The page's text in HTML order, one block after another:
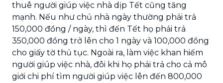
thuê người giúp việc nhà dịp Tết cũng tăng
mạnh. Nếu như chủ nhà ngày thường phải trả
150,000 đồng / ngày, thì đến Tết họ phải trả
350,000 đồng trở lên cho 1 ngày và 100,000 đồng
cho giấy tờ thủ tục. Ngoài ra, làm việc khan hiếm
người giúp việc nhà, đôi khi họ phải trả cho cả mô
giới chi phí tìm người giúp việc lên đến 800,000